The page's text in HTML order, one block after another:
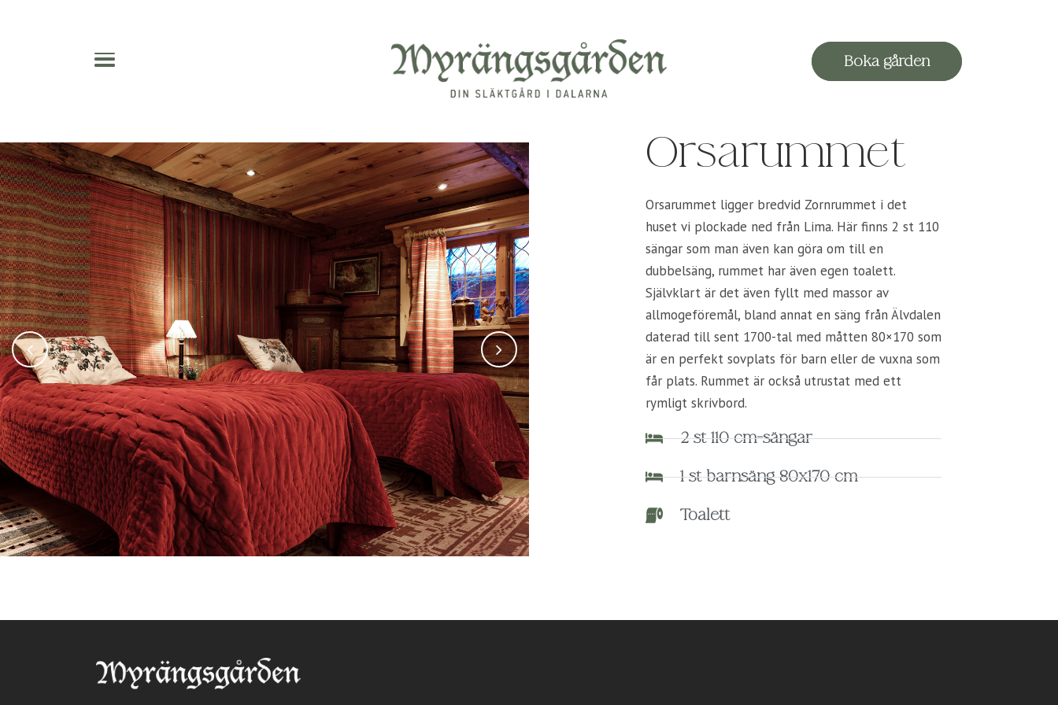
Boka gården
Orsarummet
Orsarummet ligger bredvid Zornrummet i det
huset vi plockade ned från Lima. Här finns 2 st 110
sängar som man även kan göra om till en
dubbelsäng, rummet har även egen toalett.
Självklart är det även fyllt med massor av
allmogeföremål, bland annat en säng från Älvdalen
daterad till sent 1700-tal med måtten 80×170 som
är en perfekt sovplats för barn eller de vuxna som
får plats. Rummet är också utrustat med ett
rymligt skrivbord.
2 st 110 cm-sängar
1 st barnsäng 80x170 cm
Toalett